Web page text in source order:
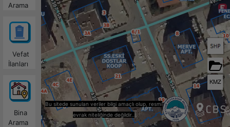
Arama
Vefat
İlanları
Bina
Arama
KMZ
Bu sitede sunulan veriler bilgi amaçlı olup, resmi
evrak niteliğinde değildir..